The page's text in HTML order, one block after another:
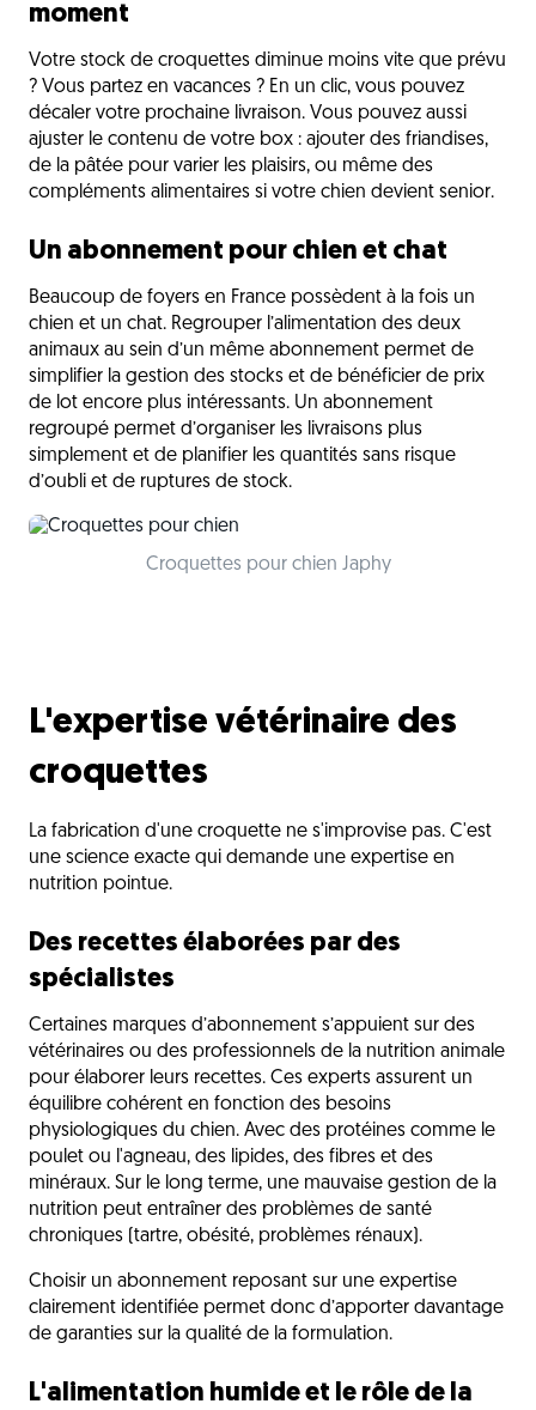
moment
Votre stock de croquettes diminue moins vite que prévu
? Vous partez en vacances ? En un clic, vous pouvez
décaler votre prochaine livraison. Vous pouvez aussi
ajuster le contenu de votre box : ajouter des friandises,
de la pâtée pour varier les plaisirs, ou même des
compléments alimentaires si votre chien devient senior.
Un abonnement pour chien et chat
Beaucoup de foyers en France possèdent à la fois un
chien et un chat. Regrouper l’alimentation des deux
animaux au sein d’un même abonnement permet de
simplifier la gestion des stocks et de bénéficier de prix
de lot encore plus intéressants. Un abonnement
regroupé permet d’organiser les livraisons plus
simplement et de planifier les quantités sans risque
d’oubli et de ruptures de stock.
Croquettes pour chien Japhy
L'expertise vétérinaire des
croquettes
La fabrication d'une croquette ne s'improvise pas. C'est
une science exacte qui demande une expertise en
nutrition pointue.
Des recettes élaborées par des
spécialistes
Certaines marques d’abonnement s’appuient sur des
vétérinaires ou des professionnels de la nutrition animale
pour élaborer leurs recettes. Ces experts assurent un
équilibre cohérent en fonction des besoins
physiologiques du chien. Avec des protéines comme le
poulet ou l'agneau, des lipides, des fibres et des
minéraux. Sur le long terme, une mauvaise gestion de la
nutrition peut entraîner des problèmes de santé
chroniques (tartre, obésité, problèmes rénaux).
Choisir un abonnement reposant sur une expertise
clairement identifiée permet donc d’apporter davantage
de garanties sur la qualité de la formulation.
L'alimentation humide et le rôle de la